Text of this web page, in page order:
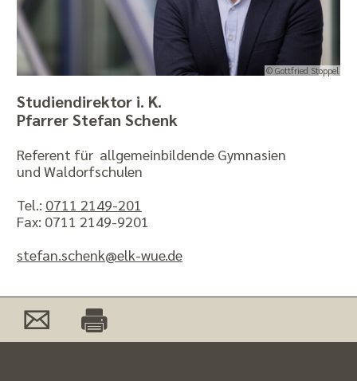
© Gottfried Stoppel
Studiendirektor i. K.
Pfarrer Stefan Schenk
Referent für allgemeinbildende Gymnasien
und Waldorfschulen
Tel.: 0711 2149-201
Fax: 0711 2149-9201
stefan.schenk@​elk-wue.de